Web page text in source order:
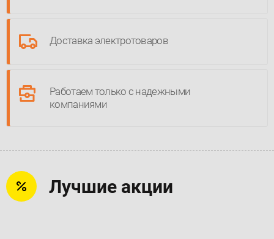
Доставка электротоваров
Работаем только с надежными
компаниями
Лучшие акции